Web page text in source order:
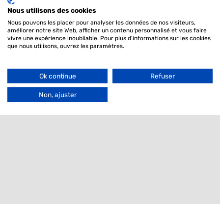
Bulletin
je m'intéresse à
Email
Nous utilisons des cookies
Nous pouvons les placer pour analyser les données de nos visiteurs,
améliorer notre site Web, afficher un contenu personnalisé et vous faire
vivre une expérience inoubliable. Pour plus d'informations sur les cookies
que nous utilisons, ouvrez les paramètres.
Ok continue Refuser
Non, ajuster